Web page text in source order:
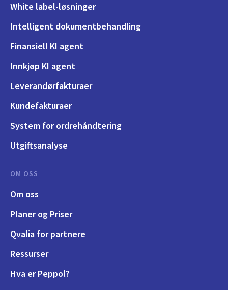
White label-løsninger
Intelligent dokumentbehandling
Finansiell KI agent
Innkjøp KI agent
Leverandørfakturaer
Kundefakturaer
System for ordrehåndtering
Utgiftsanalyse
OM OSS
Om oss
Planer og Priser
Qvalia for partnere
Ressurser
Hva er Peppol?